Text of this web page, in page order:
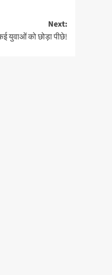
Next:
युवाओं को छोड़ा पीछे!